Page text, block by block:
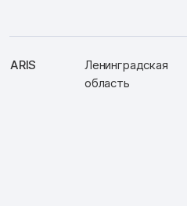
ARIS
Ленинградская
область